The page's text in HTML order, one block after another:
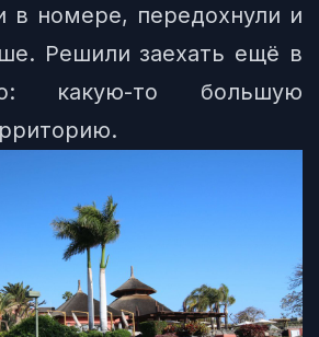
в номере, передохнули и
Решили заехать ещё в
какую-то большую